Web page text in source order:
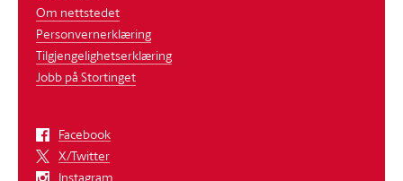
Om nettstedet
Personvernerklæring
Tilgjengelighetserklæring
Jobb på Stortinget
Facebook
X/Twitter
Instagram